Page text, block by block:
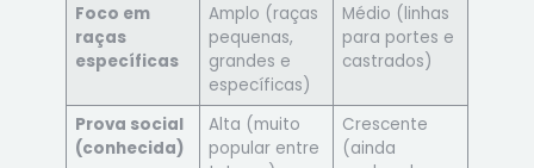
Foco em
raças
específicas
Amplo (raças
pequenas,
grandes e
específicas)
Médio (linhas
para portes e
castrados)
Prova social
(conhecida)
Alta (muito
popular entre
Crescente
(ainda